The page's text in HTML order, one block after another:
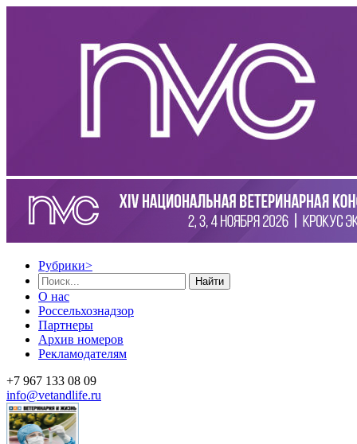
Рубрики>
Найти
О нас
Россельхознадзор
Партнеры
Архив номеров
Рекламодателям
+7 967 133 08 09
info@vetandlife.ru